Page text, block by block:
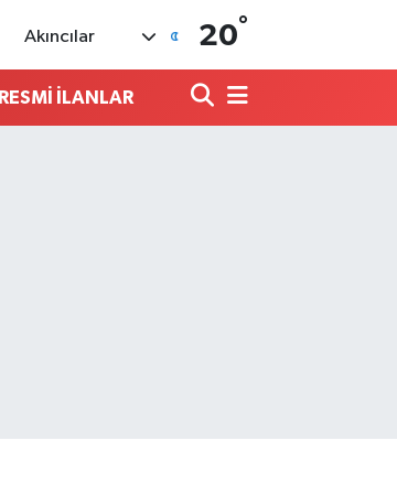
Akıncılar 20°
RESMİ İLANLAR